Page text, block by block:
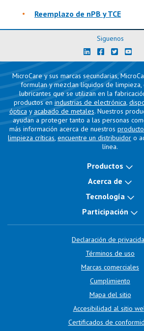
Reemplazo de nPB y TCE
Siguenos
MicroCare y sus marcas secundarias,
formulan y mezclan líquidos de
lubricantes que se utilizan en la
productos en industrias de electrónica,
óptica y acabado de metales. Nuestros
ayudan a proteger tanto a las personas
más información acerca de nuestros
limpieza críticas, encuentre un distribuidor o
línea.
Productos
Acerca de
Tecnología
Participación
Declaración de
Términos de uso
Marcas comerciales
Cumplimiento
Mapa del sitio
Accesibilidad al sitio
Certificados de